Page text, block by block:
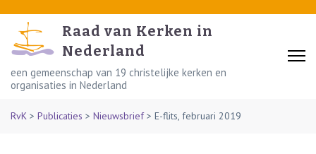
content
(Press
Enter)
Raad van Kerken in
Nederland
een gemeenschap van 19 christelijke kerken en
organisaties in Nederland
RvK > Publicaties > Nieuwsbrief > E-flits, februari 2019